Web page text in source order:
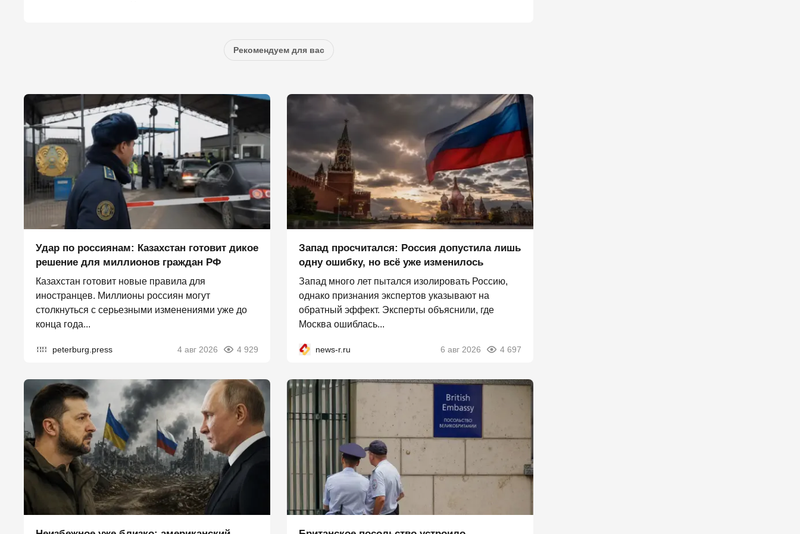
Рекомендуем для вас
Удар по россиянам: Казахстан готовит дикое
решение для миллионов граждан РФ
Казахстан готовит новые правила для
иностранцев. Миллионы россиян могут
столкнуться с серьезными изменениями уже до
конца года...
peterburg.press 4 авг 2026 4 929
Запад просчитался: Россия допустила лишь
одну ошибку, но всё уже изменилось
Запад много лет пытался изолировать Россию,
однако признания экспертов указывают на
обратный эффект. Эксперты объяснили, где
Москва ошиблась...
news-r.ru 6 авг 2026 4 697